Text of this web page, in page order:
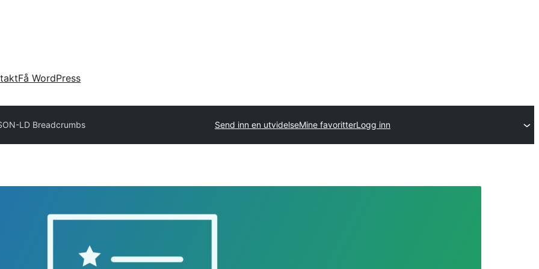
Få WordPress
LD Breadcrumbs Send inn en utvidelseMine favoritterLogg inn